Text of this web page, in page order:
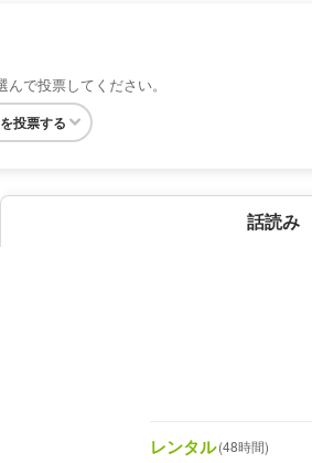
で投票してください。
投票する
話読み
レンタル(48時間)